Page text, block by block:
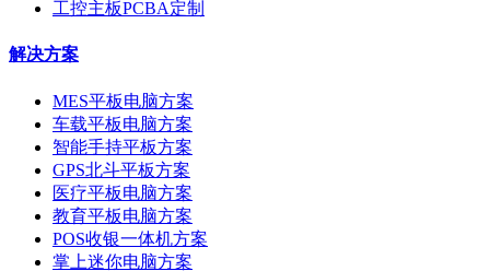
工控主板PCBA定制
解决方案
MES平板电脑方案
车载平板电脑方案
智能手持平板方案
GPS北斗平板方案
医疗平板电脑方案
教育平板电脑方案
POS收银一体机方案
掌上迷你电脑方案